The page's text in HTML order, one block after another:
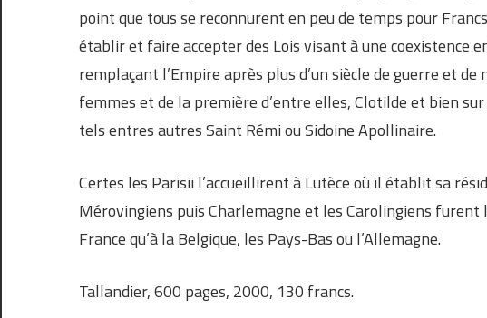
point que tous se reconnurent en peu de temps pour
établir et faire accepter des Lois visant à une coexistence
remplaçant l’Empire après plus d’un siècle de guerre et
femmes et de la première d’entre elles, Clotilde et bien
tels entres autres Saint Rémi ou Sidoine Apollinaire.
Certes les Parisii l’accueillirent à Lutèce où il établit sa
Mérovingiens puis Charlemagne et les Carolingiens
France qu’à la Belgique, les Pays-Bas ou l’Allemagne.
Tallandier, 600 pages, 2000, 130 francs.